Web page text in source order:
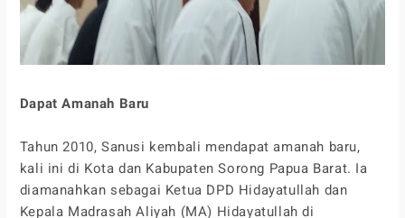
Dapat Amanah Baru
Tahun 2010, Sanusi kembali mendapat amanah baru,
kali ini di Kota dan Kabupaten Sorong Papua Barat. Ia
diamanahkan sebagai Ketua DPD Hidayatullah dan
Kepala Madrasah Aliyah (MA) Hidayatullah di